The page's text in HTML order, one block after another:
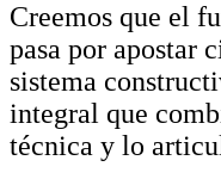
Creemos que el
pasa por apostar
sistema
integral que
técnica y lo